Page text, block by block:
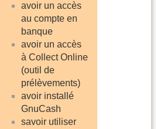
avoir un accès
au compte en
banque
avoir un accès
à Collect Online
(outil de
prélèvements)
avoir installé
GnuCash
savoir utiliser